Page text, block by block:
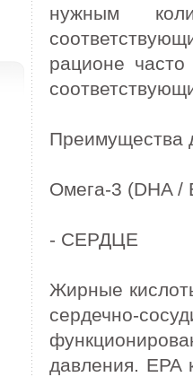
нужным
рационе
Преимущества
Омега-3 (DHA /
- СЕРДЦЕ
Жирные
сердечно-
давления. EPA